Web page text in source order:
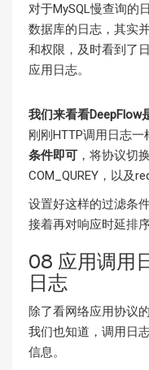
对于MySQL慢查询的
数据库的日志，其实
和权限，及时看到了
应用日志。
我们来看看DeepFlow
刚刚HTTP调用日志一
条件即可 ，将协议切
COM_QUREY，以及
设置好这样的过滤条
接着再对响应时延排
08 应用调用
日志
除了看网络应用协议
我们也知道，调用日
信息。